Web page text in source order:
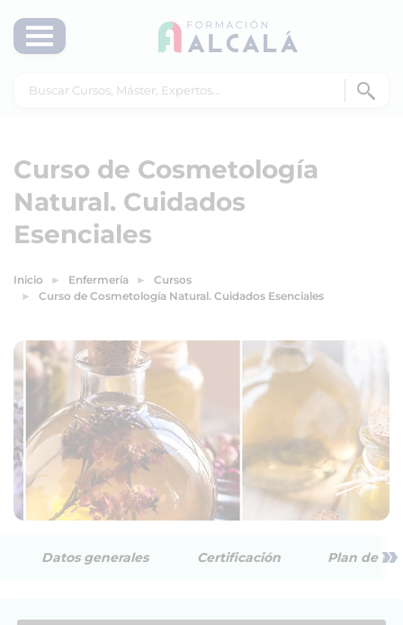
Curso de Cosmetología
Natural. Cuidados
Esenciales
Inicio Enfermería
Cursos
Curso de Cosmetología Natural. Cuidados Esenciales
Datos generales Certificación Plan de »